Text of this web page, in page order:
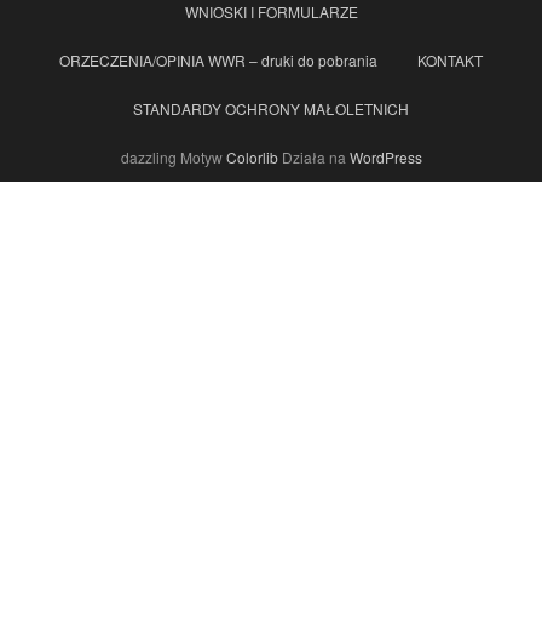
WNIOSKI I FORMULARZE
ORZECZENIA/OPINIA WWR – druki do pobrania KONTAKT
STANDARDY OCHRONY MAŁOLETNICH
dazzling MotywColorlibDziała na WordPress